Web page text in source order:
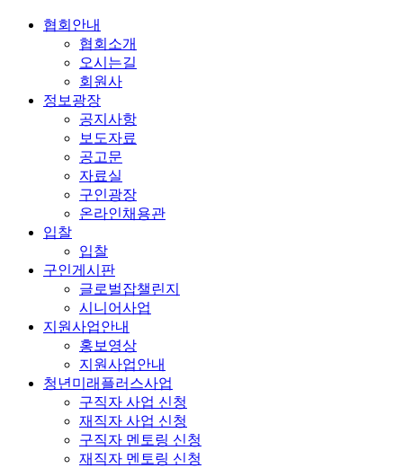
협회안내
협회소개
오시는길
회원사
정보광장
공지사항
보도자료
공고문
자료실
구인광장
온라인채용관
입찰
입찰
구인게시판
글로벌잡챌린지
시니어사업
지원사업안내
홍보영상
지원사업안내
청년미래플러스사업
구직자 사업 신청
재직자 사업 신청
구직자 멘토링 신청
재직자 멘토링 신청